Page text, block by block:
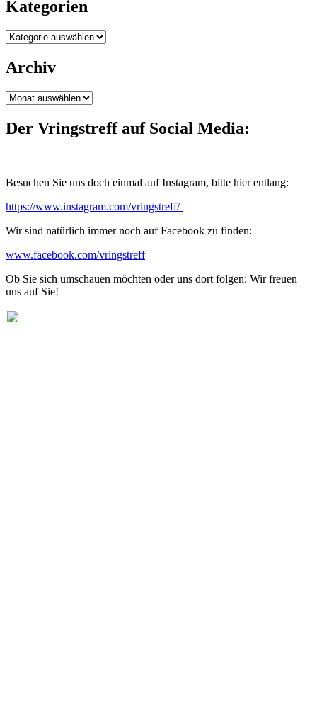
Kategorien
Kategorien
Archiv
Archiv
Der Vringstreff auf Social Media:
Besuchen Sie uns doch einmal auf Instagram, bitte hier entlang:
https://www.instagram.com/vringstreff/
Wir sind natürlich immer noch auf Facebook zu finden:
www.facebook.com/vringstreff
Ob Sie sich umschauen möchten oder uns dort folgen: Wir freuen
uns auf Sie!